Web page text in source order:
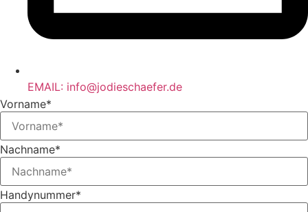
EMAIL: info@jodieschaefer.de
Vorname*
Nachname*
Handynummer*